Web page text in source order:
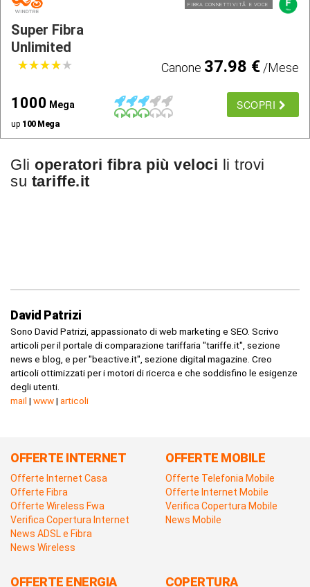
FIBRA CONNETTIVITÃ E VOCE
Super Fibra
Unlimited
★★★★★
★★★★★ Canone 37.98 €/Mese
1000 Mega
up 100 Mega
SCOPRI
Gli operatori fibra più veloci li trovi
su tariffe.it
David Patrizi
Sono David Patrizi, appassionato di web marketing e SEO. Scrivo
articoli per il portale di comparazione tariffaria "tariffe.it", sezione
news e blog, e per "beactive.it", sezione digital magazine. Creo
articoli ottimizzati per i motori di ricerca e che soddisfino le esigenze
degli utenti.
mail | www| articoli
OFFERTE INTERNET
Offerte Internet Casa
Offerte Fibra
Offerte Wireless Fwa
Verifica Copertura Internet
News ADSL e Fibra
News Wireless
OFFERTE MOBILE
Offerte Telefonia Mobile
Offerte Internet Mobile
Verifica Copertura Mobile
News Mobile
OFFERTE ENERGIA COPERTURA